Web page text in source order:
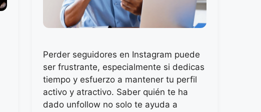
Perder seguidores en Instagram puede
ser frustrante, especialmente si dedicas
tiempo y esfuerzo a mantener tu perfil
activo y atractivo. Saber quién te ha
dado unfollow no solo te ayuda a